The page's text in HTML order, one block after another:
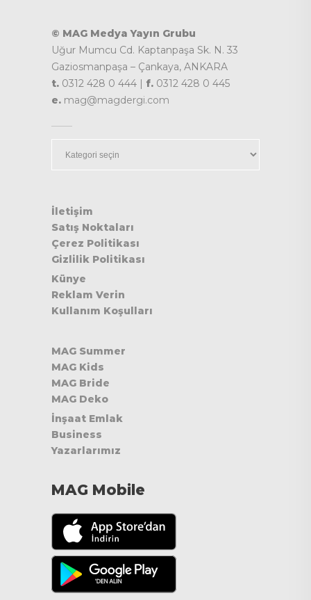
© MAG Medya Yayın Grubu
Uğur Mumcu Cd. Kaptanpaşa Sk. N. 33
Gaziosmanpaşa – Çankaya, ANKARA
t. 0312 428 0 444 | f. 0312 428 0 445
e. mag@magdergi.com
İletişim
Satış Noktaları
Çerez Politikası
Gizlilik Politikası
Künye
Reklam Verin
Kullanım Koşulları
MAG Summer
MAG Kids
MAG Bride
MAG Deko
İnşaat Emlak
Business
Yazarlarımız
MAG Mobile